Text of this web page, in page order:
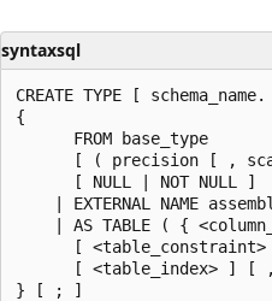
syntaxsql
CREATE TYPE [
{
      FROM base_type
[ ( precision [ ,
      [ NULL | NOT NULL ]
| EXTERNAL NAME
| AS TABLE ( {
[ <table_constraint>
[ <table_index> ] [
} [ ; ]